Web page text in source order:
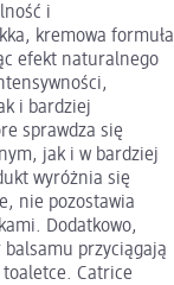
i
kremowa formuła
efekt naturalnego
i bardziej
sprawdza się
jak i w bardziej
wyróżnia się
nie pozostawia
Dodatkowo,
balsamu przyciągają
Catrice